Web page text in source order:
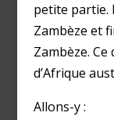
petite partie.
Zambèze et
Zambèze.
d’Afrique
Allons-y :